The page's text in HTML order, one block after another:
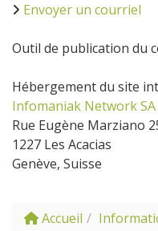
Envoyer un courriel
Outil de publication du
Hébergement du site
Infomaniak Network SA
Rue Eugène Marziano
1227 Les Acacias
Genève, Suisse
Accueil